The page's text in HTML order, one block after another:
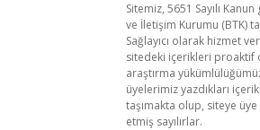
Sitemiz, 5651 Sayılı
ve İletişim Kurumu (BTK)
Sağlayıcı olarak hizmet
sitedeki içerikleri proaktif
araştırma
üyelerimiz yazdıkları
taşımakta olup, siteye
etmiş sayılırlar.